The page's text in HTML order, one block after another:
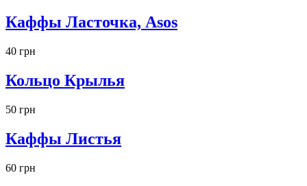
Каффы Ласточка, Asos
40 грн
Кольцо Крылья
50 грн
Каффы Листья
60 грн